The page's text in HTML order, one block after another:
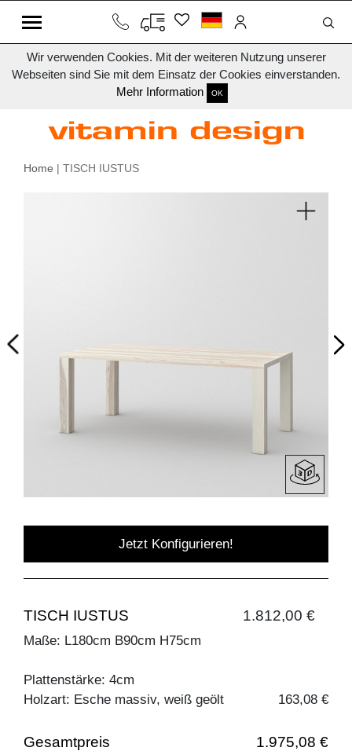
Wir verwenden Cookies. Mit der weiteren Nutzung unserer
Webseiten sind Sie mit dem Einsatz der Cookies einverstanden.
Mehr Information
OK
Home | TISCH IUSTUS
Jetzt Konfigurieren!
TISCH IUSTUS 1.812,00 €
Maße: L180cm B90cm H75cm
Plattenstärke: 4cm
Holzart: Esche massiv, weiß geölt
163,08 €
Gesamtpreis 1.975,08 €